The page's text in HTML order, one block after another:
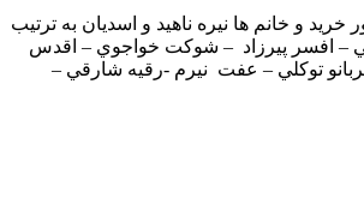
و خانم ها نيره ناهيد و اسديان به ترتيب
– افسر پيرزاد – شوکت خواجوي – اقدس
توکلي – عفت نيرم -رقيه شارقي –